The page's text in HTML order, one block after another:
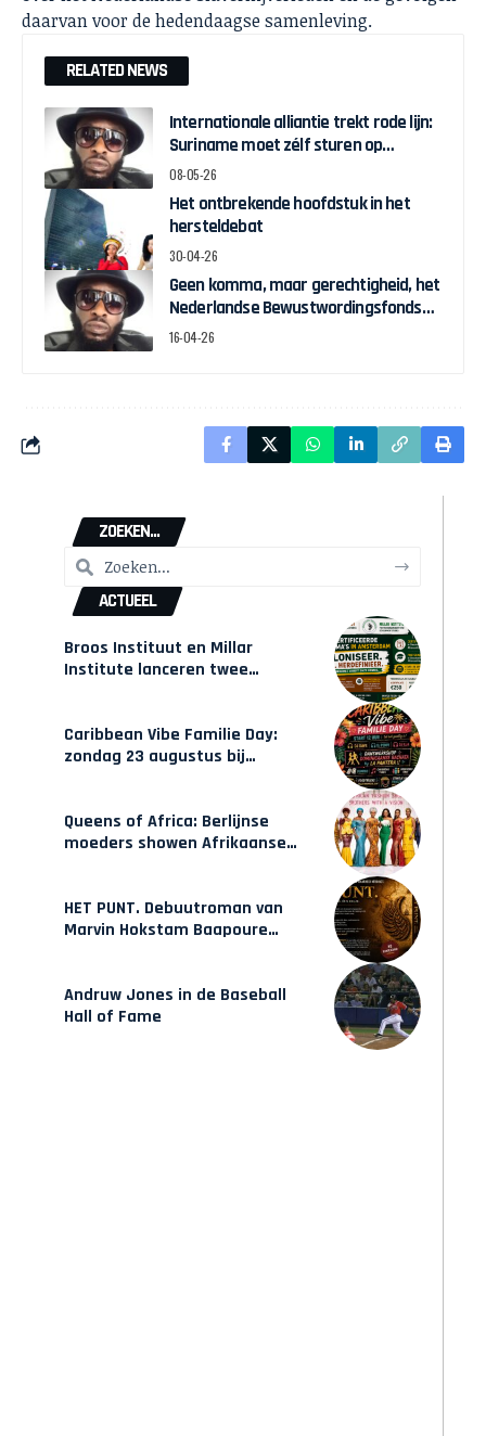
daarvan voor de hedendaagse samenleving.
RELATED NEWS
Internationale alliantie trekt rode lijn:
Suriname moet zélf sturen op
herstelgelden
08-05-26
Het ontbrekende hoofdstuk in het
hersteldebat
30-04-26
Geen komma, maar gerechtigheid, het
Nederlandse Bewustwordingsfonds
en de strijd om zeggenschap
16-04-26
ZOEKEN...
ACTUEEL
Broos Instituut en Millar
Institute lanceren twee
Caribbean Vibe Familie Day:
zondag 23 augustus bij
Queens of Africa: Berlijnse
moeders showen Afrikaanse
HET PUNT. Debuutroman van
Marvin Hokstam Baapoure
Andruw Jones in de Baseball
Hall of Fame